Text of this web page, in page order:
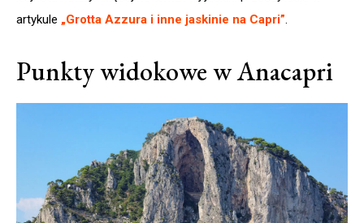
artykule „Grotta Azzura i inne jaskinie na Capri”.
Punkty widokowe w Anacapri